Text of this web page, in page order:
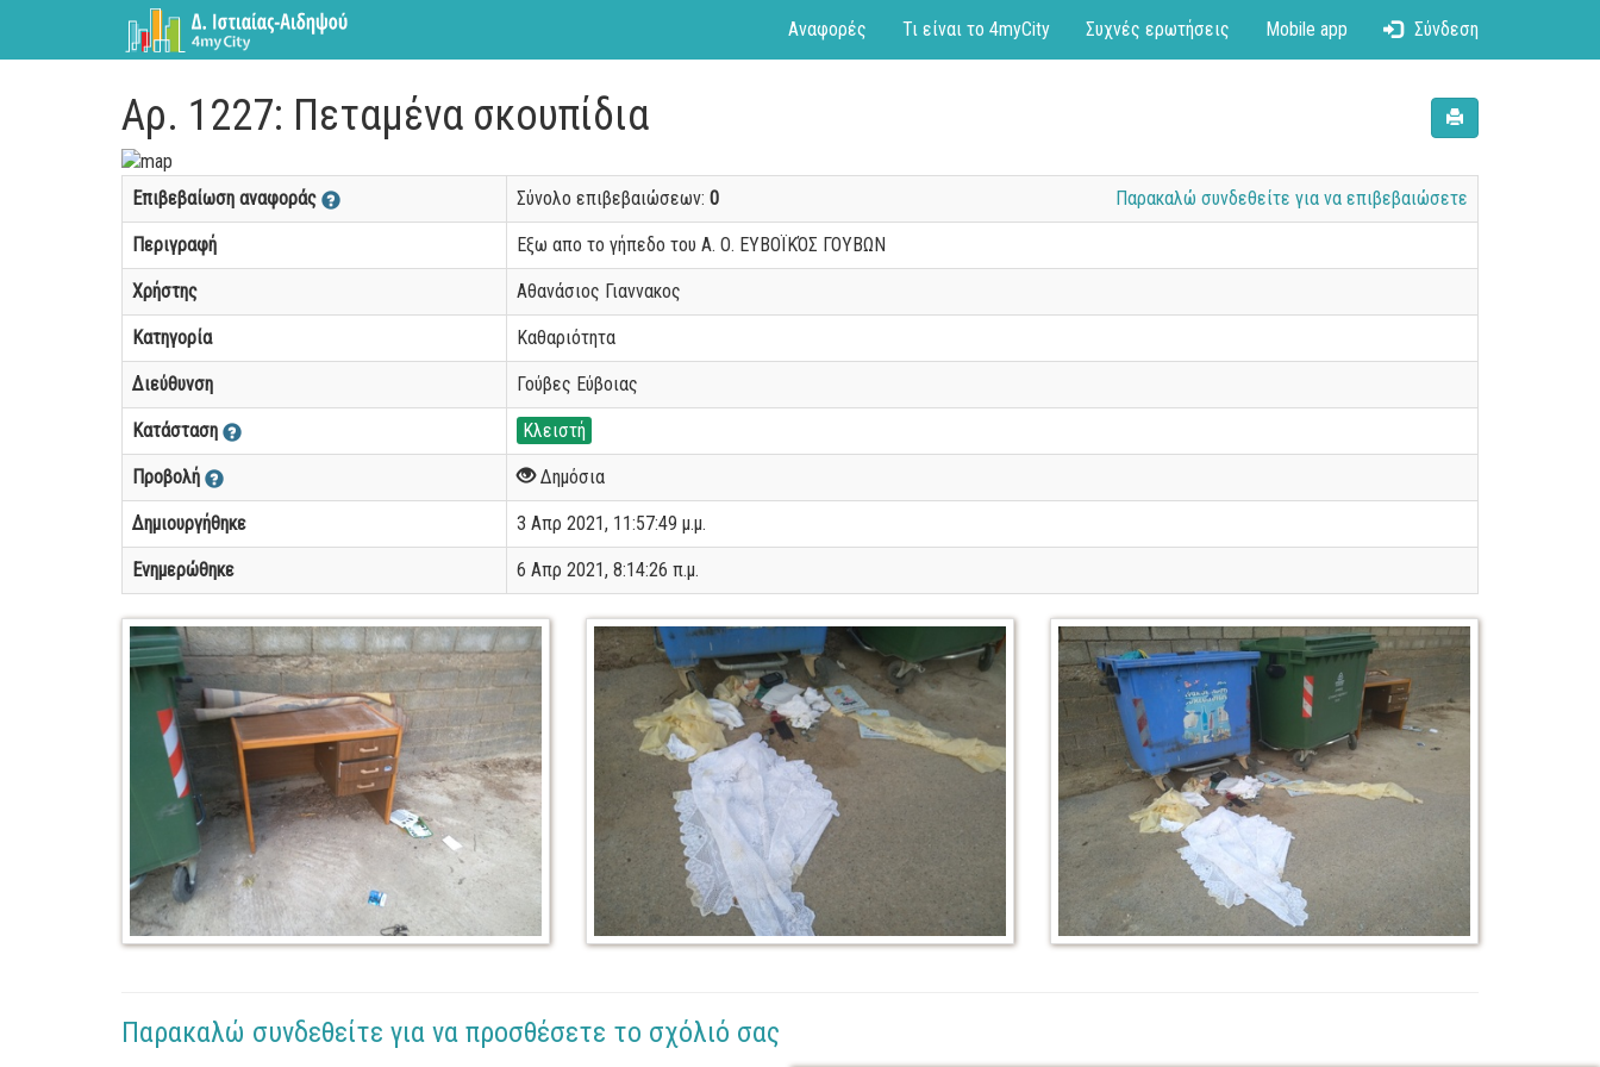
Αναφορές Τι είναι το 4myCity Συχνές ερωτήσεις Mobile app Σύνδεση
Αρ. 1227: Πεταμένα σκουπίδια
Επιβεβαίωση αναφοράς Σύνολο επιβεβαιώσεων: 0 Παρακαλώ συνδεθείτε για να επιβεβαιώσετε
Περιγραφή Εξω απο το γήπεδο του Α. Ο. ΕΥΒΟΪΚΌΣ ΓΟΥΒΩΝ
Χρήστης Αθανάσιος Γιαννακος
Κατηγορία Καθαριότητα
Διεύθυνση Γούβες Εύβοιας
Κατάσταση Κλειστή
Προβολή Δημόσια
Δημιουργήθηκε 3 Απρ 2021, 11:57:49 μ.μ.
Ενημερώθηκε 6 Απρ 2021, 8:14:26 π.μ.
Παρακαλώ συνδεθείτε για να προσθέσετε το σχόλιό σας